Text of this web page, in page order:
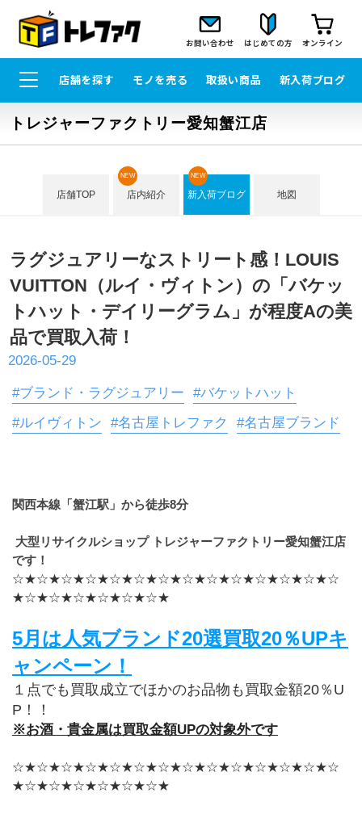
お問い合わせ はじめての方 オンライン
店舗を探す モノを売る 取扱い商品 新入荷ブログ
トレジャーファクトリー愛知蟹江店
店舗TOP 店内紹介
NEW
新入荷ブログ
NEW
地図
ラグジュアリーなストリート感！LOUIS
VUITTON（ルイ・ヴィトン）の「バケッ
トハット・デイリーグラム」が程度Aの美
品で買取入荷！
2026-05-29
#ブランド・ラグジュアリー
#バケットハット
#ルイヴィトン
#名古屋トレファク #名古屋ブランド
関西本線「蟹江駅」から徒歩8分
です！
☆★☆★☆★☆★☆★☆★☆★☆★☆★☆★☆★☆★☆★☆
★☆★☆★☆★☆★☆★☆★
5月は人気ブランド20選買取20％UPキ
ャンペーン！
１点でも買取成立でほかのお品物も買取金額20％U
P！！
※お酒・貴金属は買取金額UPの対象外です
☆★☆★☆★☆★☆★☆★☆★☆★☆★☆★☆★☆★☆★☆
★☆★☆★☆★☆★☆★☆★